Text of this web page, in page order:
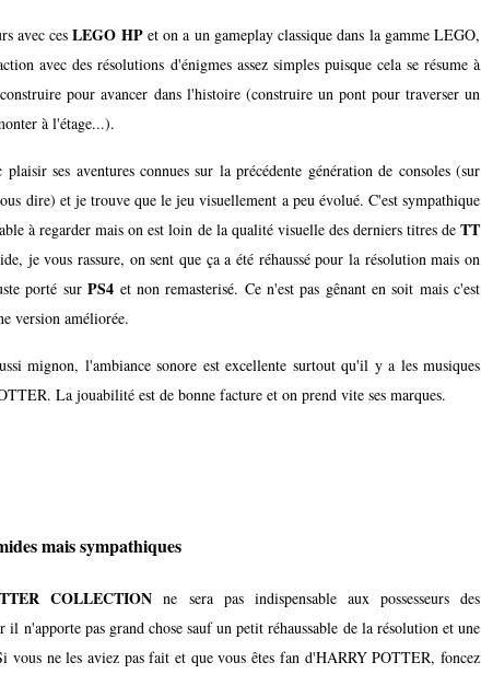
avec cesLEGO HPet on a un gameplay classique dans la gamme LEGO,
avec des résolutions d'énigmes assez simples puisque cela se résume à
pour avancer dans l'histoire (construire un pont pour traverser un
à l'étage...).
ses aventures connues sur la précédente génération de consoles (sur
dire) et je trouve que le jeu visuellement a peu évolué. C'est sympathique
à regarder mais on est loin de la qualité visuelle des derniers titres de TT
je vous rassure, on sent que ça a été réhaussé pour la résolution mais on
porté surPS4 et non remasterisé. Ce n'est pas gênant en soit mais c'est
version améliorée.
mignon, l'ambiance sonore est excellente surtout qu'il y a les musiques
La jouabilité est de bonne facture et on prend vite ses marques.
mais sympathiques
COLLECTION ne sera pas indispensable aux possesseurs des
il n'apporte pas grand chose sauf un petit réhaussable de la résolution et une
vous ne les aviez pas fait et que vous êtes fan d'HARRY POTTER, foncez